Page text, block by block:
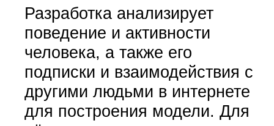
Разработка анализирует
поведение и активности
человека, а также его
подписки и взаимодействия с
другими людьми в интернете
для построения модели. Для